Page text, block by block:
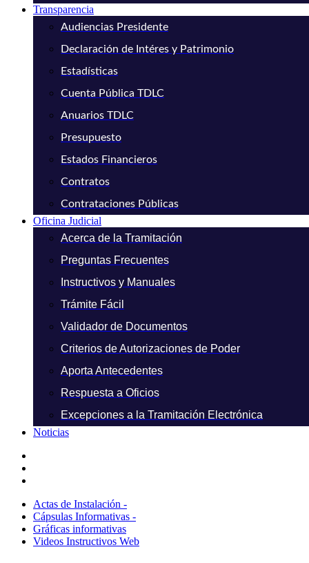
Transparencia
Audiencias Presidente
Declaración de Intéres y Patrimonio
Estadísticas
Cuenta Pública TDLC
Anuarios TDLC
Presupuesto
Estados Financieros
Contratos
Contrataciones Públicas
Oficina Judicial
Acerca de la Tramitación
Preguntas Frecuentes
Instructivos y Manuales
Trámite Fácil
Validador de Documentos
Criterios de Autorizaciones de Poder
Aporta Antecedentes
Respuesta a Oficios
Excepciones a la Tramitación Electrónica
Noticias
Actas de Instalación -
Cápsulas Informativas -
Gráficas informativas
Videos Instructivos Web